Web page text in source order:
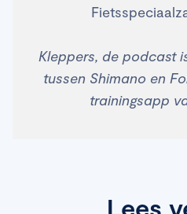
Kleppers, de podcast
tussen Shimano en
trainingsapp
Lees